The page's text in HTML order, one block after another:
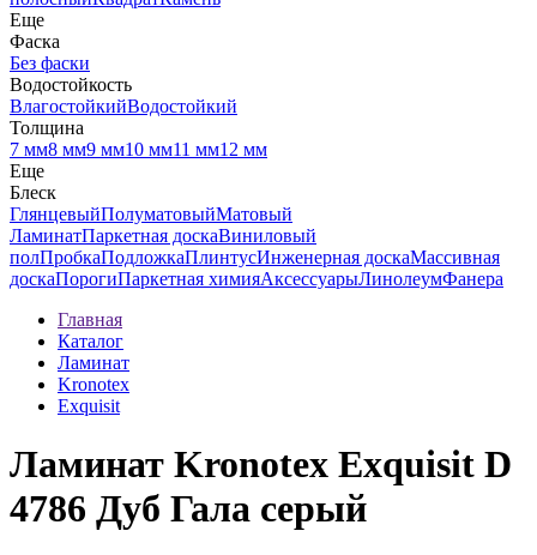
Еще
Фаска
Без фаски
Водостойкость
ВлагостойкийВодостойкий
Толщина
7 мм8 мм9 мм10 мм11 мм12 мм
Еще
Блеск
ГлянцевыйПолуматовыйМатовый
ЛаминатПаркетная доскаВиниловый
полПробкаПодложкаПлинтусИнженерная доскаМассивная
доскаПорогиПаркетная химияАксессуарыЛинолеумФанера
Главная
Каталог
Ламинат
Kronotex
Exquisit
Ламинат Kronotex Exquisit D
4786 Дуб Гала серый